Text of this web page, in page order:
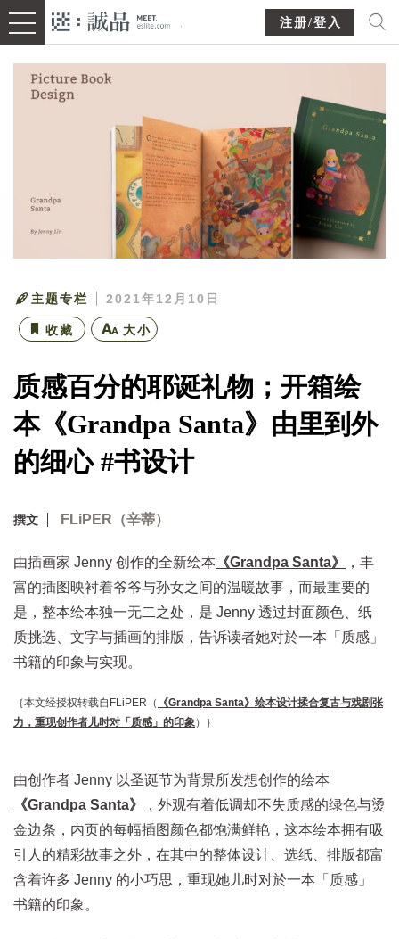
注册/登入
主题专栏 2021年12月10日
收藏 大小
质感百分的耶诞礼物；开箱绘
本《Grandpa Santa》由里到外
的细心 #书设计
撰文 FLiPER（辛蒂）
由插画家 Jenny 创作的全新绘本 《Grandpa Santa》
，丰
富的插图映衬着爷爷与孙女之间的温暖故事，而最重要的
是，整本绘本独一无二之处，是 Jenny 透过封面颜色、纸
质挑选、文字与插画的排版，告诉读者她对於一本「质感」
书籍的印象与实现。
｛本文经授权转载自FLiPER（
《Grandpa Santa》绘本设计揉合复古与戏剧张
力，重现创作者儿时对「质感」的印象 ）｝
由创作者 Jenny 以圣诞节为背景所发想创作的绘本
《Grandpa Santa》
，外观有着低调却不失质感的绿色与烫
金边条，内页的每幅插图颜色都饱满鲜艳，这本绘本拥有吸
引人的精彩故事之外，在其中的整体设计、选纸、排版都富
含着许多 Jenny 的小巧思，重现她儿时对於一本「质感」
书籍的印象。